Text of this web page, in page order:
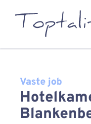
Vaste job